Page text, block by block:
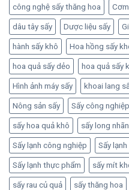
công nghệ sấy thăng hoa
dâu tây sấy Dược liệu sấy
hành sấy khô Hoa hồng sấy
hoa quả sấy dẻo hoa quả sấy
Hình ảnh máy sấy khoai lang
Nông sản sấy Sấy công nghiệp
sấy hoa quả khô sấy long nhãn
Sấy lạnh công nghiệp Sấy
Sấy lạnh thực phẩm sấy mít
sấy rau củ quả sấy thăng hoa